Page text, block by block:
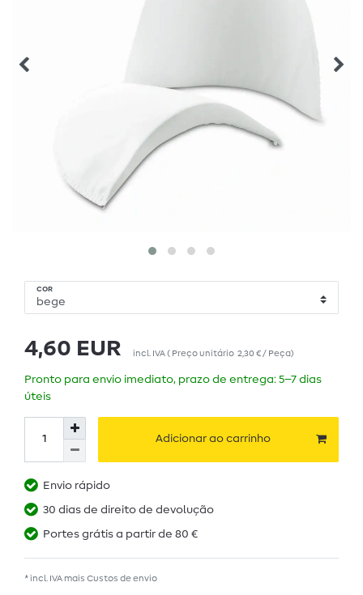
COR
4,60 EUR incl. IVA( Preço unitário 2,30 € / Peça)
Pronto para envio imediato, prazo de entrega: 5–7 dias
úteis
Adicionar ao carrinho
Envio rápido
30 dias de direito de devolução
Portes grátis a partir de 80 €
* incl. IVA mais Custos de envio